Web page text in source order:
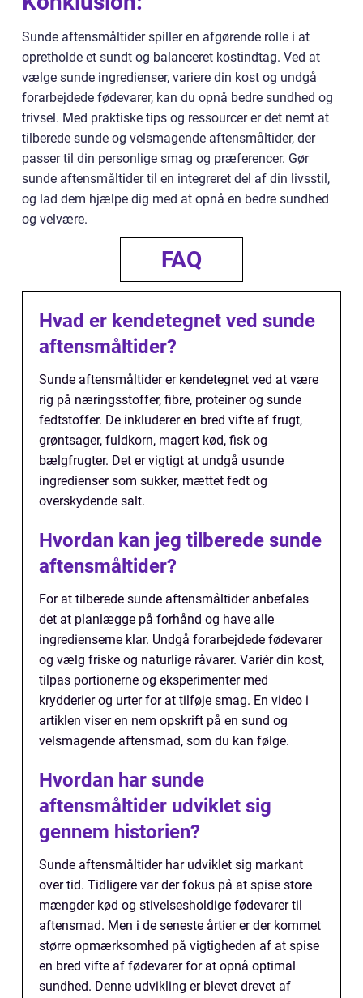
Sunde aftensmåltider spiller en afgørende rolle i at
opretholde et sundt og balanceret kostindtag. Ved at
vælge sunde ingredienser, variere din kost og undgå
forarbejdede fødevarer, kan du opnå bedre sundhed og
trivsel. Med praktiske tips og ressourcer er det nemt at
tilberede sunde og velsmagende aftensmåltider, der
passer til din personlige smag og præferencer. Gør
sunde aftensmåltider til en integreret del af din livsstil,
og lad dem hjælpe dig med at opnå en bedre sundhed
og velvære.
FAQ
Hvad er kendetegnet ved sunde
aftensmåltider?
Sunde aftensmåltider er kendetegnet ved at være
rig på næringsstoffer, fibre, proteiner og sunde
fedtstoffer. De inkluderer en bred vifte af frugt,
grøntsager, fuldkorn, magert kød, fisk og
bælgfrugter. Det er vigtigt at undgå usunde
ingredienser som sukker, mættet fedt og
overskydende salt.
Hvordan kan jeg tilberede sunde
aftensmåltider?
For at tilberede sunde aftensmåltider anbefales
det at planlægge på forhånd og have alle
ingredienserne klar. Undgå forarbejdede fødevarer
og vælg friske og naturlige råvarer. Variér din kost,
tilpas portionerne og eksperimenter med
krydderier og urter for at tilføje smag. En video i
artiklen viser en nem opskrift på en sund og
velsmagende aftensmad, som du kan følge.
Hvordan har sunde
aftensmåltider udviklet sig
gennem historien?
Sunde aftensmåltider har udviklet sig markant
over tid. Tidligere var der fokus på at spise store
mængder kød og stivelsesholdige fødevarer til
aftensmad. Men i de seneste årtier er der kommet
større opmærksomhed på vigtigheden af at spise
en bred vifte af fødevarer for at opnå optimal
sundhed. Denne udvikling er blevet drevet af